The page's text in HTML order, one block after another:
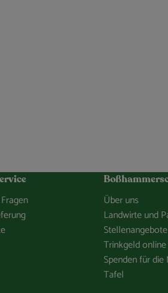
Über uns
Landwirte und
Stellenangebote
Trinkgeld online
Spenden für die
Tafel